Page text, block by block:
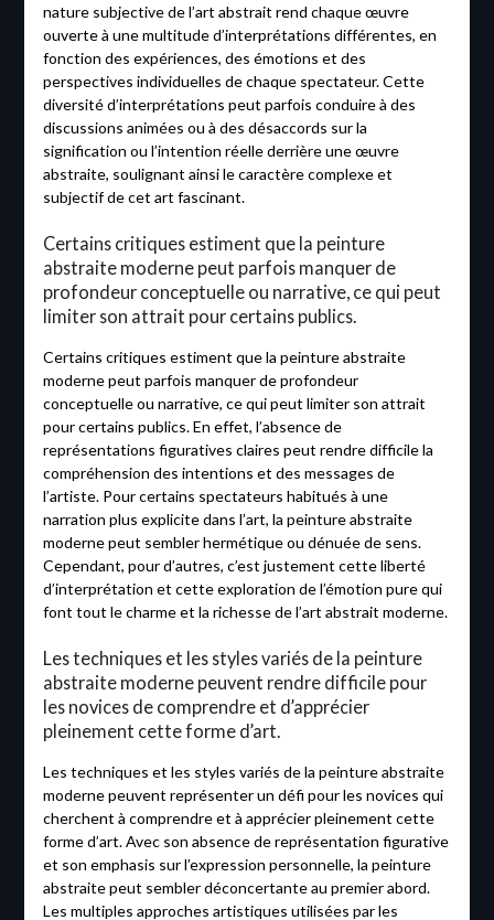
nature subjective de l’art abstrait rend chaque œuvre
ouverte à une multitude d’interprétations différentes, en
fonction des expériences, des émotions et des
perspectives individuelles de chaque spectateur. Cette
diversité d’interprétations peut parfois conduire à des
discussions animées ou à des désaccords sur la
signification ou l’intention réelle derrière une œuvre
abstraite, soulignant ainsi le caractère complexe et
subjectif de cet art fascinant.
Certains critiques estiment que la peinture
abstraite moderne peut parfois manquer de
profondeur conceptuelle ou narrative, ce qui peut
limiter son attrait pour certains publics.
Certains critiques estiment que la peinture abstraite
moderne peut parfois manquer de profondeur
conceptuelle ou narrative, ce qui peut limiter son attrait
pour certains publics. En effet, l’absence de
représentations figuratives claires peut rendre difficile la
compréhension des intentions et des messages de
l’artiste. Pour certains spectateurs habitués à une
narration plus explicite dans l’art, la peinture abstraite
moderne peut sembler hermétique ou dénuée de sens.
Cependant, pour d’autres, c’est justement cette liberté
d’interprétation et cette exploration de l’émotion pure qui
font tout le charme et la richesse de l’art abstrait moderne.
Les techniques et les styles variés de la peinture
abstraite moderne peuvent rendre difficile pour
les novices de comprendre et d’apprécier
pleinement cette forme d’art.
Les techniques et les styles variés de la peinture abstraite
moderne peuvent représenter un défi pour les novices qui
cherchent à comprendre et à apprécier pleinement cette
forme d’art. Avec son absence de représentation figurative
et son emphasis sur l’expression personnelle, la peinture
abstraite peut sembler déconcertante au premier abord.
Les multiples approches artistiques utilisées par les